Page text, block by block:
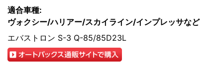
適合車種:
ヴォクシー/ハリアー/スカイライン/インプレッサなど
エバストロン S-3 Q-85/85D23L